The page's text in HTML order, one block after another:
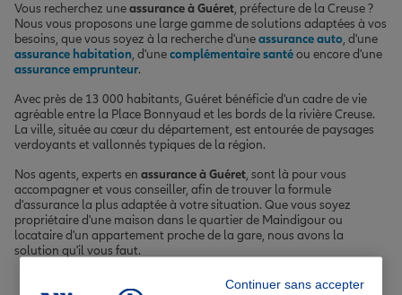
Vous recherchez uneassurance à Guéret, préfecture de la Creuse ?
Nous vous proposons une large gamme de solutions adaptées à vos
besoins, que vous soyez à la recherche d'uneassurance auto, d'une
assurance habitation, d'unecomplémentaire santéou encore d'une
assurance emprunteur.
Avec près de 13 000 habitants, Guéret bénéficie d'un cadre de vie
agréable entre la Place Bonnyaud et les bords de la rivière Creuse.
La ville, située au cœur du département, est entourée de paysages
verdoyants et vallonnés typiques de la région.
Nos agents, experts en assurance à Guéret, sont là pour vous
accompagner et vous conseiller, afin de trouver la formule
d'assurance la plus adaptée à votre situation. Que vous soyez
propriétaire d'une maison dans le quartier de Maindigour ou
locataire d'un appartement proche de la gare, nous avons la
solution qu'il vous faut.
Continuer sans accepter